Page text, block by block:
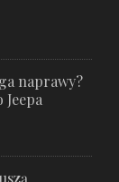
naprawy?